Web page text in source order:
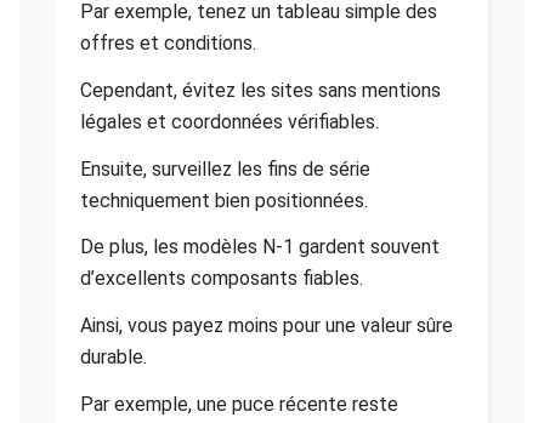
Par exemple, tenez un tableau simple des
offres et conditions.
Cependant, évitez les sites sans mentions
légales et coordonnées vérifiables.
Ensuite, surveillez les fins de série
techniquement bien positionnées.
De plus, les modèles N-1 gardent souvent
d’excellents composants fiables.
Ainsi, vous payez moins pour une valeur sûre
durable.
Par exemple, une puce récente reste